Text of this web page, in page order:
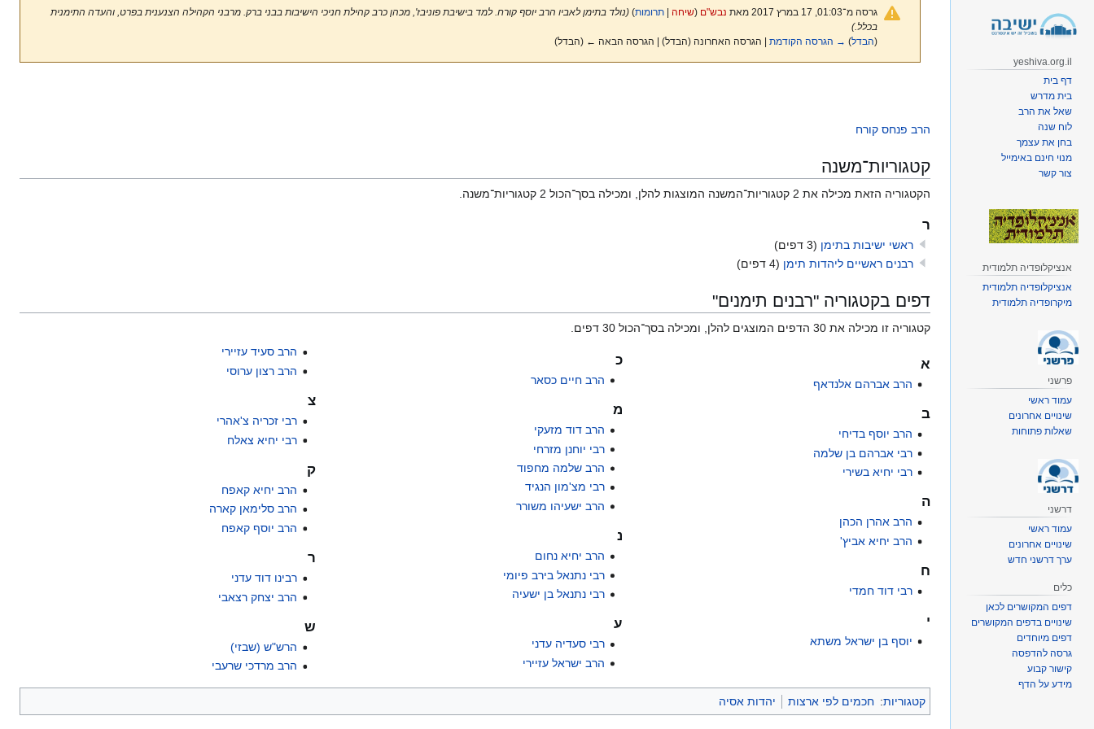
גרסה מ־01:03, 17 במרץ 2017 מאת נבש"ם (שיחה| תרומות) (נולד בתימן לאביו הרב יוסף קורח. למד בישיבת פוניבז', מכהן כרב קהילת חניכי הישיבות בבני ברק. מרבני הקהילה הצנענית בפרט, והעדה התימנית
בכלל.)
(הבדל) → הגרסה הקודמת| הגרסה האחרונה (הבדל) | הגרסה הבאה ← (הבדל)
הרב פנחס קורח
קטגוריות־משנה
הקטגוריה הזאת מכילה את 2 קטגוריות־המשנה המוצגות להלן, ומכילה בסך־הכול 2 קטגוריות־משנה.
ר
ראשי ישיבות בתימן (3 דפים)
רבנים ראשיים ליהדות תימן (4 דפים)
דפים בקטגוריה "רבנים תימנים"
קטגוריה זו מכילה את 30 הדפים המוצגים להלן, ומכילה בסך־הכול 30 דפים.
א
הרב אברהם אלנדאף
ב
הרב יוסף בדיחי
רבי אברהם בן שלמה
רבי יחיא בשירי
ה
הרב אהרן הכהן
הרב יחיא אביץ'
ח
רבי דוד חמדי
י
יוסף בן ישראל משתא
כ
הרב חיים כסאר
מ
הרב דוד מזעקי
רבי יוחנן מזרחי
הרב שלמה מחפוד
רבי מצ'מון הנגיד
הרב ישעיהו משורר
נ
הרב יחיא נחום
רבי נתנאל בירב פיומי
רבי נתנאל בן ישעיה
ע
רבי סעדיה עדני
הרב ישראל עזיירי
הרב סעיד עזיירי
הרב רצון ערוסי
צ
רבי זכריה צ'אהרי
רבי יחיא צאלח
ק
הרב יחיא קאפח
הרב סלימאן קארה
הרב יוסף קאפח
ר
רבינו דוד עדני
הרב יצחק רצאבי
ש
הרש"ש (שבזי)
הרב מרדכי שרעבי
קטגוריות: חכמים לפי ארצות יהדות אסיה
yeshiva.org.il
דף בית
בית מדרש
שאל את הרב
לוח שנה
בחן את עצמך
מנוי חינם באימייל
צור קשר
אנציקלופדיה תלמודית
אנציקלופדיה תלמודית
מיקרופדיה תלמודית
פרשני
עמוד ראשי
שינויים אחרונים
שאלות פתוחות
דרשני
עמוד ראשי
שינויים אחרונים
ערך דרשני חדש
כלים
דפים המקושרים לכאן
שינויים בדפים המקושרים
דפים מיוחדים
גרסה להדפסה
קישור קבוע
מידע על הדף